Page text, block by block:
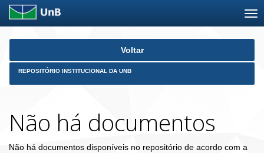
Skip
Voltar
REPOSITÓRIO INSTITUCIONAL DA UNB
Não há documentos
Não há documentos disponíveis no repositório de acordo com a